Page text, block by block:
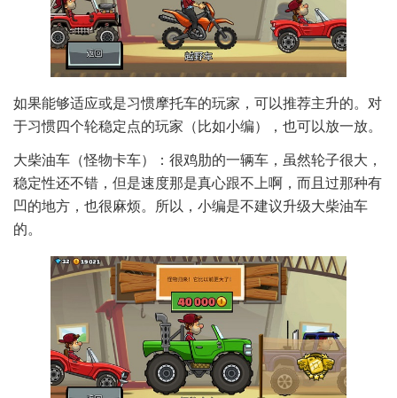
如果能够适应或是习惯摩托车的玩家，可以推荐主升的。对
于习惯四个轮稳定点的玩家（比如小编），也可以放一放。
大柴油车（怪物卡车）：很鸡肋的一辆车，虽然轮子很大，
稳定性还不错，但是速度那是真心跟不上啊，而且过那种有
凹的地方，也很麻烦。所以，小编是不建议升级大柴油车
的。